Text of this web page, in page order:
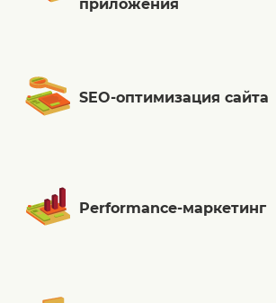
приложения
SEO-оптимизация сайта
Performance-маркетинг